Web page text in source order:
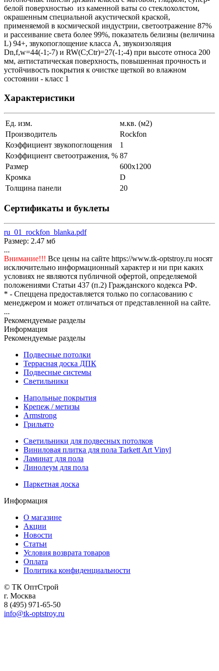
белой поверхностью из каменной ваты со стеклохолстом,
окрашенным специальной акустической краской,
применяемой в космической индустрии, светоотражение 87%
и рассеивание света более 99%, показатель белизны (величина
L) 94+, звукопоглощение класса А, звукоизоляция
Dn,f,w=44(-1;-7) и RW(C;Ctr)=27(-1;-4) при высоте относа 200
мм, антистатическая поверхность, повышенная прочность и
устойчивость покрытия к очистке щеткой во влажном
состоянии - класс 1
Характеристики
Ед. изм.
м.кв. (м2)
Производитель
Rockfon
Коэффициент звукопоглощения
1
Коэффициент светоотражения, % 87
Размер
600x1200
Кромка
D
Толщина панели
20
Сертификаты и буклеты
ru_01_rockfon_blanka.pdf
Размер: 2.47 мб
...
Внимание!!! Все цены на сайте https://www.tk-optstroy.ru носят
исключительно информационный характер и ни при каких
условиях не являются публичной офертой, определяемой
положениями Статьи 437 (п.2) Гражданского кодекса РФ.
* - Спеццена предоставляется только по согласованию с
менеджером и может отличаться от представленной на сайте.
...
Рекомендуемые разделы
Информация
Рекомендуемые разделы
Подвесные потолки
Террасная доска ДПК
Подвесные системы
Светильники
Напольные покрытия
Крепеж / метизы
Armstrong
Грильято
Светильники для подвесных потолков
Виниловая плитка для пола Tarkett Art Vinyl
Ламинат для пола
Линолеум для пола
Паркетная доска
Информация
О магазине
Акции
Новости
Статьи
Условия возврата товаров
Оплата
Политика конфиденциальности
© ТК ОптСтрой
г. Москва
8 (495) 971-65-50
info@tk-optstroy.ru